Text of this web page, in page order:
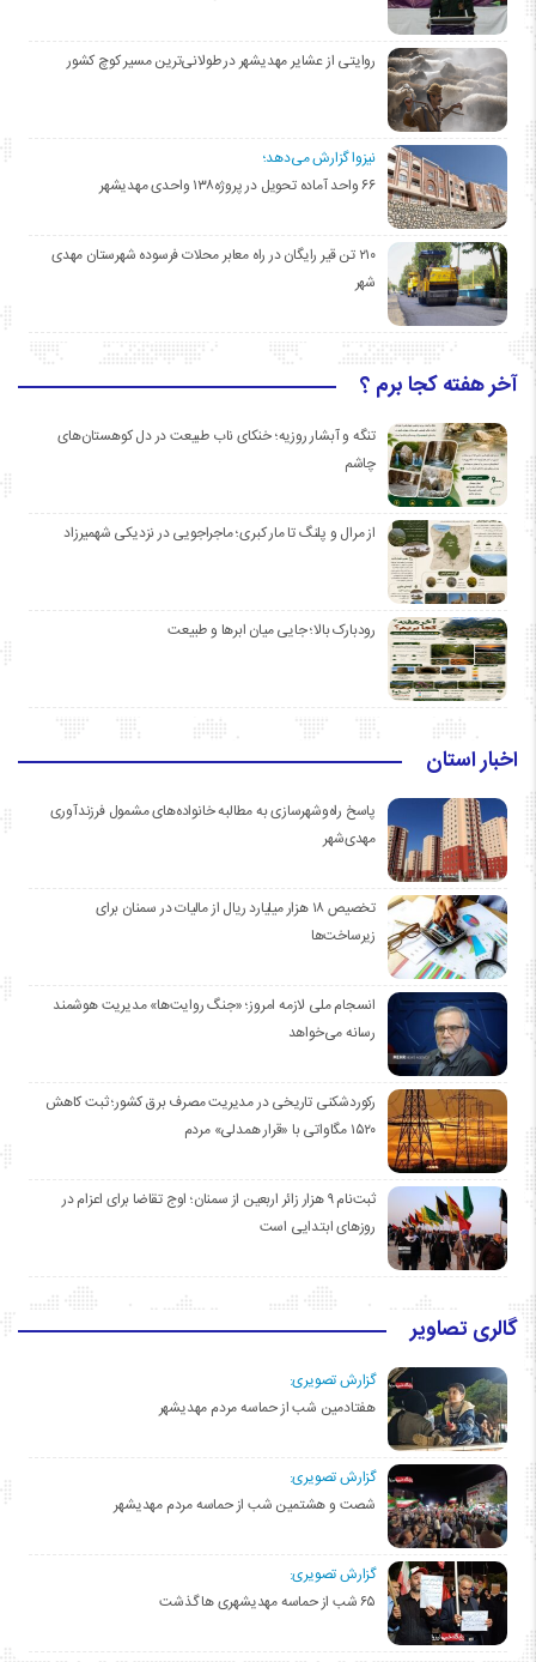
روایتی از عشایر مهدیشهر در طولانی‌ترین مسیر کوچ کشور
نیزوا گزارش می‌دهد؛
۶۶ واحد آماده تحویل در پروژه۱۳۸ واحدی مهدیشهر
۲۱۰ تن قیر رایگان در راه معابر محلات فرسوده شهرستان مهدی
شهر
آخر هفته کجا برم ؟
تنگه و آبشار روزیه؛ خنکای ناب طبیعت در دل کوهستان‌های
چاشم
از مرال و پلنگ تا مار کبری؛ ماجراجویی در نزدیکی شهمیرزاد
رودبارک بالا؛ جایی میان ابرها و طبیعت
اخبار استان
پاسخ راه‌وشهرسازی به مطالبه خانواده‌های مشمول فرزندآوری
مهدی‌شهر
تخصیص ۱۸ هزار میلیارد ریال از مالیات در سمنان برای
زیرساخت‌ها
انسجام ملی لازمه امروز؛ «جنگ روایت‌ها» مدیریت هوشمند
رسانه می‌خواهد
رکوردشکنی تاریخی در مدیریت مصرف برق کشور؛ ثبت کاهش
۱۵۲۰ مگاواتی با «قرار همدلی» مردم
ثبت‌نام ۹ هزار زائر اربعین از سمنان؛ اوج تقاضا برای اعزام در
روزهای ابتدایی است
گالری تصاویر
گزارش تصویری:
هفتادمین شب از حماسه مردم مهدیشهر
گزارش تصویری:
شصت و هشتمین شب از حماسه مردم مهدیشهر
گزارش تصویری:
۶۵ شب از حماسه مهدیشهری ها گذشت